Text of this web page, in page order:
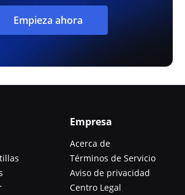
Empieza ahora
Empresa
Acerca de
Términos de Servicio
Aviso de privacidad
Centro Legal